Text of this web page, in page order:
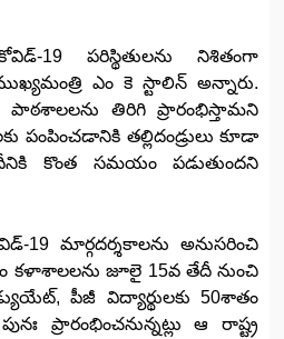
19 పరిస్థితులను నిశితంగా
ఎం కె స్టాలిన్‌ అన్నారు.
తిరిగి ప్రారంభిస్తామని
పంపించడానికి తల్లిదండ్రులు కూడా
కొంత సమయం పడుతుందని
19 మార్గదర్శకాలను అనుసరించి
కళాశాలలను జూలై 15వ తేదీ నుంచి
పీజీ విద్యార్థులకు 50శాతం
ప్రారంభించనున్నట్లు ఆ రాష్ట్ర